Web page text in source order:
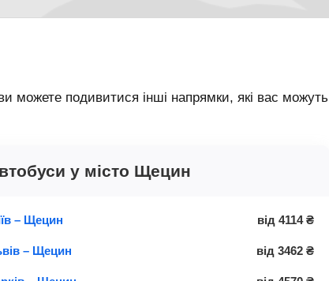
можете подивитися інші напрямки, які вас можуть
у місто Щецин
– Щецин від 4114 ₴
– Щецин від 3462 ₴